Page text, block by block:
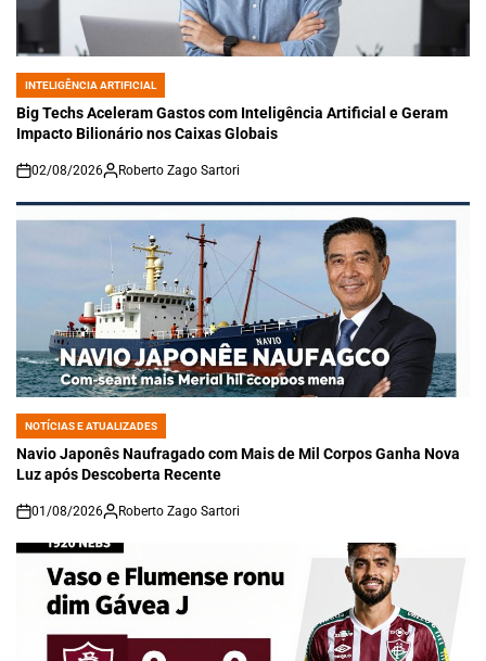
POSTED
IN
INTELIGÊNCIA ARTIFICIAL
Big Techs Aceleram Gastos com Inteligência Artificial e Geram
Impacto Bilionário nos Caixas Globais
on
02/08/2026 Roberto Zago Sartori
POSTED
IN
NOTÍCIAS E ATUALIZADES
Navio Japonês Naufragado com Mais de Mil Corpos Ganha Nova
Luz após Descoberta Recente
on
01/08/2026 Roberto Zago Sartori